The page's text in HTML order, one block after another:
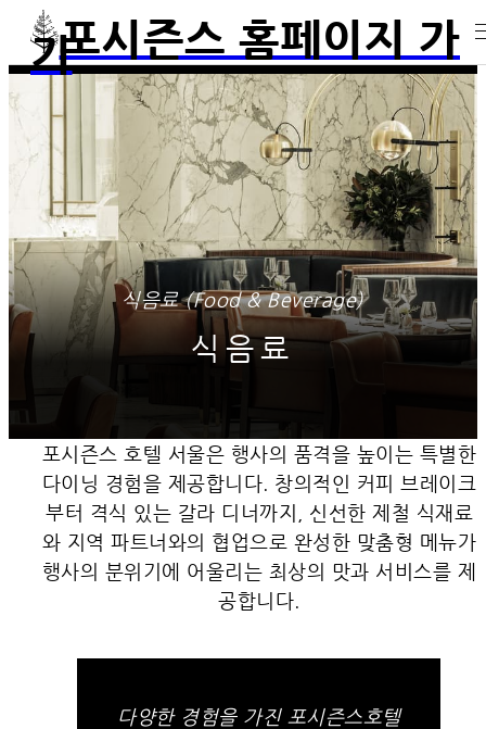
포시즌스 홈페이지 가
기
식음료 (Food & Beverage)
식음료
포시즌스 호텔 서울은 행사의 품격을 높이는 특별한
다이닝 경험을 제공합니다. 창의적인 커피 브레이크
부터 격식 있는 갈라 디너까지, 신선한 제철 식재료
와 지역 파트너와의 협업으로 완성한 맞춤형 메뉴가
행사의 분위기에 어울리는 최상의 맛과 서비스를 제
공합니다.
다양한 경험을 가진 포시즌스호텔